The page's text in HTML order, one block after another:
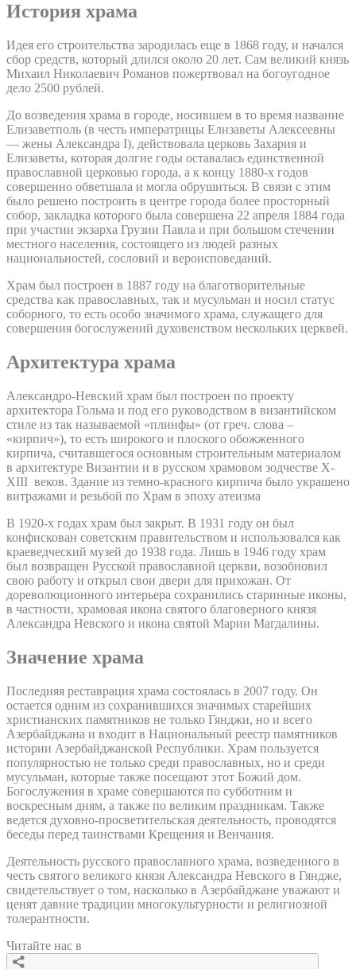
История храма
Идея его строительства зародилась еще в 1868 году, и начался
сбор средств, который длился около 20 лет. Сам великий князь
Михаил Николаевич Романов пожертвовал на богоугодное
дело 2500 рублей.
До возведения храма в городе, носившем в то время название
Елизаветполь (в честь императрицы Елизаветы Алексеевны
— жены Александра I), действовала церковь Захария и
Елизаветы, которая долгие годы оставалась единственной
православной церковью города, а к концу 1880-х годов
совершенно обветшала и могла обрушиться. В связи с этим
было решено построить в центре города более просторный
собор, закладка которого была совершена 22 апреля 1884 года
при участии экзарха Грузии Павла и при большом стечении
местного населения, состоящего из людей разных
национальностей, сословий и вероисповеданий.
Храм был построен в 1887 году на благотворительные
средства как православных, так и мусульман и носил статус
соборного, то есть особо значимого храма, служащего для
совершения богослужений духовенством нескольких церквей.
Архитектура храма
Александро-Невский храм был построен по проекту
архитектора Гольма и под его руководством в византийском
стиле из так называемой «плинфы» (от греч. слова –
«кирпич»), то есть широкого и плоского обожженного
кирпича, считавшегося основным строительным материалом
в архитектуре Византии и в русском храмовом зодчестве X-
XIII веков. Здание из темно-красного кирпича было украшено
витражами и резьбой по Храм в эпоху атеизма
В 1920-х годах храм был закрыт. В 1931 году он был
конфискован советским правительством и использовался как
краеведческий музей до 1938 года. Лишь в 1946 году храм
был возвращен Русской православной церкви, возобновил
свою работу и открыл свои двери для прихожан. От
дореволюционного интерьера сохранились старинные иконы,
в частности, храмовая икона святого благоверного князя
Александра Невского и икона святой Марии Магдалины.
Значение храма
Последняя реставрация храма состоялась в 2007 году. Он
остается одним из сохранившихся значимых старейших
христианских памятников не только Гянджи, но и всего
Азербайджана и входит в Национальный реестр памятников
истории Азербайджанской Республики. Храм пользуется
популярностью не только среди православных, но и среди
мусульман, которые также посещают этот Божий дом.
Богослужения в храме совершаются по субботним и
воскресным дням, а также по великим праздникам. Также
ведется духовно-просветительская деятельность, проводятся
беседы перед таинствами Крещения и Венчания.
Деятельность русского православного храма, возведенного в
честь святого великого князя Александра Невского в Гяндже,
свидетельствует о том, насколько в Азербайджане уважают и
ценят давние традиции многокультурности и религиозной
толерантности.
Читайте нас в